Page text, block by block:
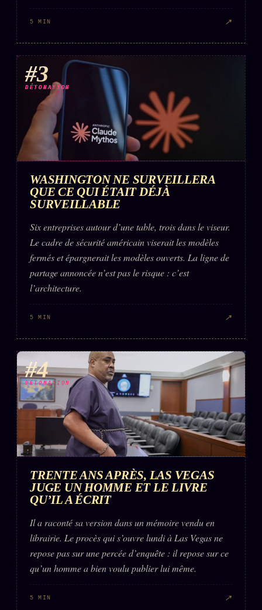
5 MIN ↗
#3
DÉTONATION
WASHINGTON NE SURVEILLERA
QUE CE QUI ÉTAIT DÉJÀ
SURVEILLABLE
Six entreprises autour d’une table, trois dans le viseur.
Le cadre de sécurité américain viserait les modèles
fermés et épargnerait les modèles ouverts. La ligne de
partage annoncée n’est pas le risque : c’est
l’architecture.
5 MIN ↗
#4
DÉTONATION
TRENTE ANS APRÈS, LAS VEGAS
JUGE UN HOMME ET LE LIVRE
QU’IL A ÉCRIT
Il a raconté sa version dans un mémoire vendu en
librairie. Le procès qui s’ouvre lundi à Las Vegas ne
repose pas sur une percée d’enquête : il repose sur ce
qu’un homme a bien voulu publier lui même.
5 MIN ↗